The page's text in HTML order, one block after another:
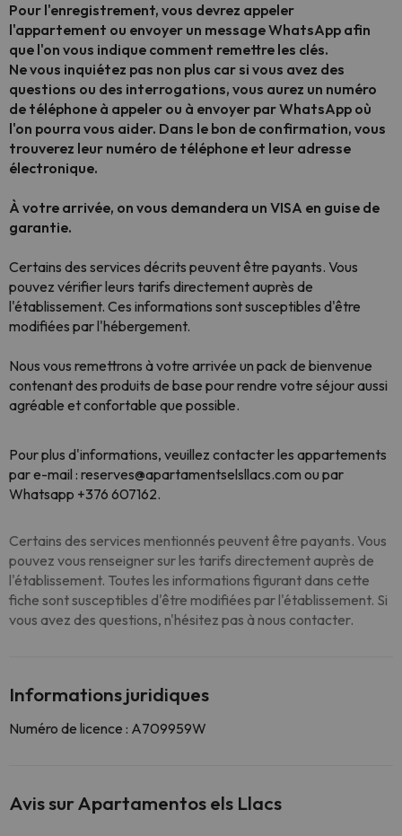
Pour l'enregistrement, vous devrez appeler
l'appartement ou envoyer un message WhatsApp afin
que l'on vous indique comment remettre les clés.
Ne vous inquiétez pas non plus car si vous avez des
questions ou des interrogations, vous aurez un numéro
de téléphone à appeler ou à envoyer par WhatsApp où
l'on pourra vous aider. Dans le bon de confirmation, vous
trouverez leur numéro de téléphone et leur adresse
électronique.
À votre arrivée, on vous demandera un VISA en guise de
garantie.
Certains des services décrits peuvent être payants. Vous
pouvez vérifier leurs tarifs directement auprès de
l'établissement. Ces informations sont susceptibles d'être
modifiées par l'hébergement.
Nous vous remettrons à votre arrivée un pack de bienvenue
contenant des produits de base pour rendre votre séjour aussi
agréable et confortable que possible.
Pour plus d'informations, veuillez contacter les appartements
par e-mail : reserves@apartamentselsllacs.com ou par
Whatsapp +376 607162.
Certains des services mentionnés peuvent être payants. Vous
pouvez vous renseigner sur les tarifs directement auprès de
l'établissement. Toutes les informations figurant dans cette
fiche sont susceptibles d'être modifiées par l'établissement. Si
vous avez des questions, n'hésitez pas à nous contacter.
Informations juridiques
Numéro de licence : A709959W
Avis sur Apartamentos els Llacs